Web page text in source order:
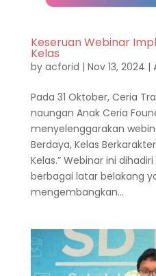
Keseruan Webinar
Kelas
by acforid | Nov 13, 2024 |
Pada 31 Oktober, Ceria
naungan Anak Ceria
menyelenggarakan
Berdaya, Kelas
Kelas.” Webinar ini
berbagai latar belakang
mengembangkan...